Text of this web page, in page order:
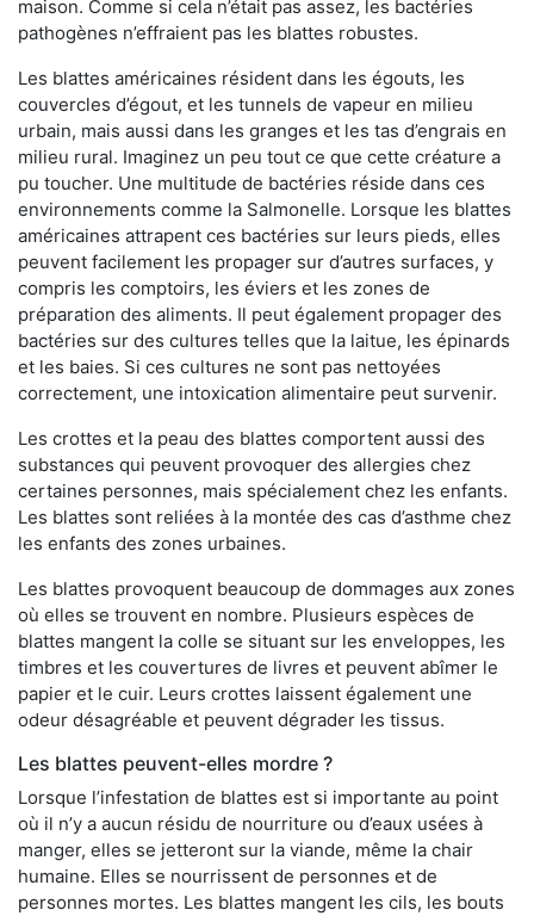
maison. Comme si cela n’était pas assez, les bactéries
pathogènes n’effraient pas les blattes robustes.
Les blattes américaines résident dans les égouts, les
couvercles d’égout, et les tunnels de vapeur en milieu
urbain, mais aussi dans les granges et les tas d’engrais en
milieu rural. Imaginez un peu tout ce que cette créature a
pu toucher. Une multitude de bactéries réside dans ces
environnements comme la Salmonelle. Lorsque les blattes
américaines attrapent ces bactéries sur leurs pieds, elles
peuvent facilement les propager sur d’autres surfaces, y
compris les comptoirs, les éviers et les zones de
préparation des aliments. Il peut également propager des
bactéries sur des cultures telles que la laitue, les épinards
et les baies. Si ces cultures ne sont pas nettoyées
correctement, une intoxication alimentaire peut survenir.
Les crottes et la peau des blattes comportent aussi des
substances qui peuvent provoquer des allergies chez
certaines personnes, mais spécialement chez les enfants.
Les blattes sont reliées à la montée des cas d’asthme chez
les enfants des zones urbaines.
Les blattes provoquent beaucoup de dommages aux zones
où elles se trouvent en nombre. Plusieurs espèces de
blattes mangent la colle se situant sur les enveloppes, les
timbres et les couvertures de livres et peuvent abîmer le
papier et le cuir. Leurs crottes laissent également une
odeur désagréable et peuvent dégrader les tissus.
Les blattes peuvent-elles mordre ?
Lorsque l’infestation de blattes est si importante au point
où il n’y a aucun résidu de nourriture ou d’eaux usées à
manger, elles se jetteront sur la viande, même la chair
humaine. Elles se nourrissent de personnes et de
personnes mortes. Les blattes mangent les cils, les bouts